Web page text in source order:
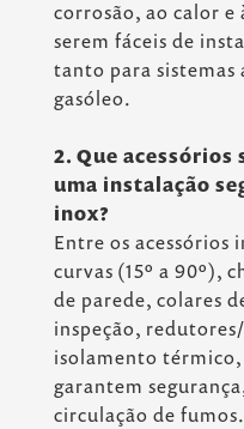
corrosão, ao calor e
serem fáceis de
tanto para sistemas
gasóleo.
2. Que acessórios
uma instalação
inox?
Entre os acessórios
curvas (15º a 90º),
de parede, colares
inspeção,
isolamento térmico,
garantem
circulação de fumos.